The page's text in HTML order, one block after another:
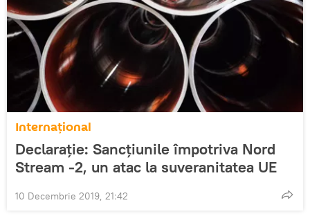
Internaţional
Declarație: Sancțiunile împotriva Nord
Stream -2, un atac la suveranitatea UE
10 Decembrie 2019, 21:42